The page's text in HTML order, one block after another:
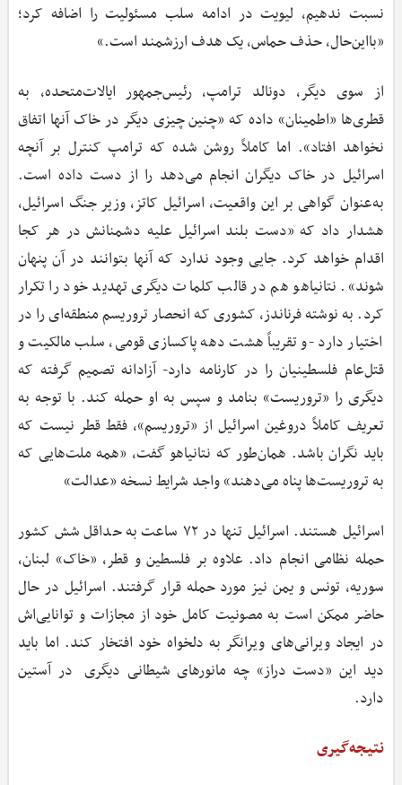
نسبت ندهیم، لیویت در ادامه سلب مسئولیت را اضافه کرد؛
«بااین‌حال، حذف حماس، یک هدف ارزشمند است.»
از سوی دیگر، دونالد ترامپ، رئیس‌جمهور ایالات‌متحده، به
قطری‌ها «اطمینان» داده که «چنین چیزی دیگر در خاک آنها اتفاق
نخواهد افتاد». اما کاملاً روشن شده که ترامپ کنترل بر آنچه
اسرائیل در خاک دیگران انجام می‌دهد را از دست داده است.
به‌عنوان گواهی بر این واقعیت، اسرائیل کاتز، وزیر جنگ اسرائیل،
هشدار داد که «دست بلند اسرائیل علیه دشمنانش در هر کجا
اقدام خواهد کرد. جایی وجود ندارد که آنها بتوانند در آن پنهان
شوند». نتانیاهو هم در قالب کلمات دیگری تهدید خود را تکرار
کرد. به نوشته فرناندز، کشوری که انحصار تروریسم منطقه‌ای را در
اختیار دارد -و تقریباً هشت دهه پاکسازی قومی، سلب مالکیت و
قتل‌عام فلسطینیان را در کارنامه دارد- آزادانه تصمیم گرفته که
دیگری را «تروریست» بنامد و سپس به او حمله کند. با توجه به
تعریف کاملاً دروغین اسرائیل از «تروریسم»، فقط قطر نیست که
باید نگران باشد. همان‌طور که نتانیاهو گفت، «همه ملت‌هایی که
به تروریست‌ها پناه می‌دهند» واجد شرایط نسخه «عدالت»
اسرائیل هستند. اسرائیل تنها در ۷۲ ساعت به حداقل شش کشور
حمله نظامی انجام داد. علاوه بر فلسطین و قطر، «خاک» لبنان،
سوریه، تونس و یمن نیز مورد حمله قرار گرفتند. اسرائیل در حال
حاضر ممکن است به مصونیت کامل خود از مجازات و توانایی‌اش
در ایجاد ویرانی‌های ویرانگر به دلخواه خود افتخار کند. اما باید
دید این «دست دراز» چه مانورهای شیطانی دیگری در آستین
دارد.
نتیجه‌گیری